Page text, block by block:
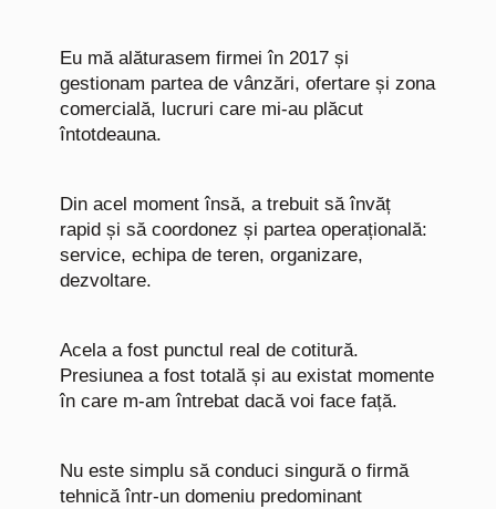
Eu mă alăturasem firmei în 2017 și
gestionam partea de vânzări, ofertare și zona
comercială, lucruri care mi-au plăcut
întotdeauna.
Din acel moment însă, a trebuit să învăț
rapid și să coordonez și partea operațională:
service, echipa de teren, organizare,
dezvoltare.
Acela a fost punctul real de cotitură.
Presiunea a fost totală și au existat momente
în care m-am întrebat dacă voi face față.
Nu este simplu să conduci singură o firmă
tehnică într-un domeniu predominant